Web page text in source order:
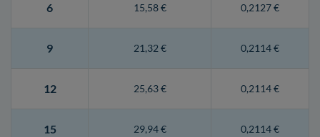
6 15,58 € 0,2127 €
9 21,32 € 0,2114 €
12 25,63 € 0,2114 €
15 29,94 € 0,2114 €